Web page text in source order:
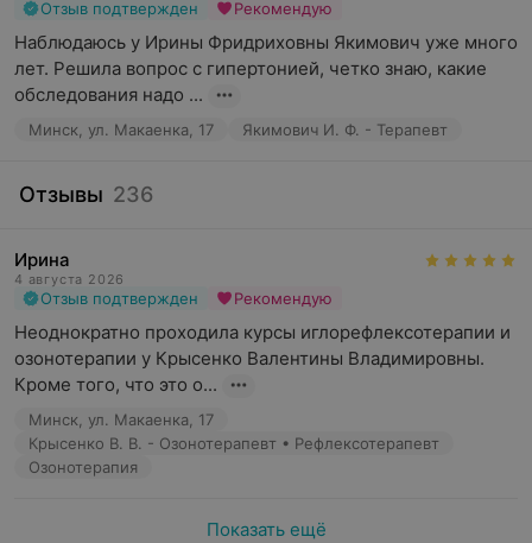
Отзыв подтвержден Рекомендую
Наблюдаюсь у Ирины Фридриховны Якимович уже много
лет. Решила вопрос с гипертонией, четко знаю, какие
обследования надо ...
Минск, ул. Макаенка, 17 Якимович И. Ф. - Терапевт
Отзывы 236
Ирина
4 августа 2026
Отзыв подтвержден Рекомендую
Неоднократно проходила курсы иглорефлексотерапии и
озонотерапии у Крысенко Валентины Владимировны.
Кроме того, что это о...
Минск, ул. Макаенка, 17
Крысенко В. В. - Озонотерапевт • Рефлексотерапевт
Озонотерапия
Показать ещё